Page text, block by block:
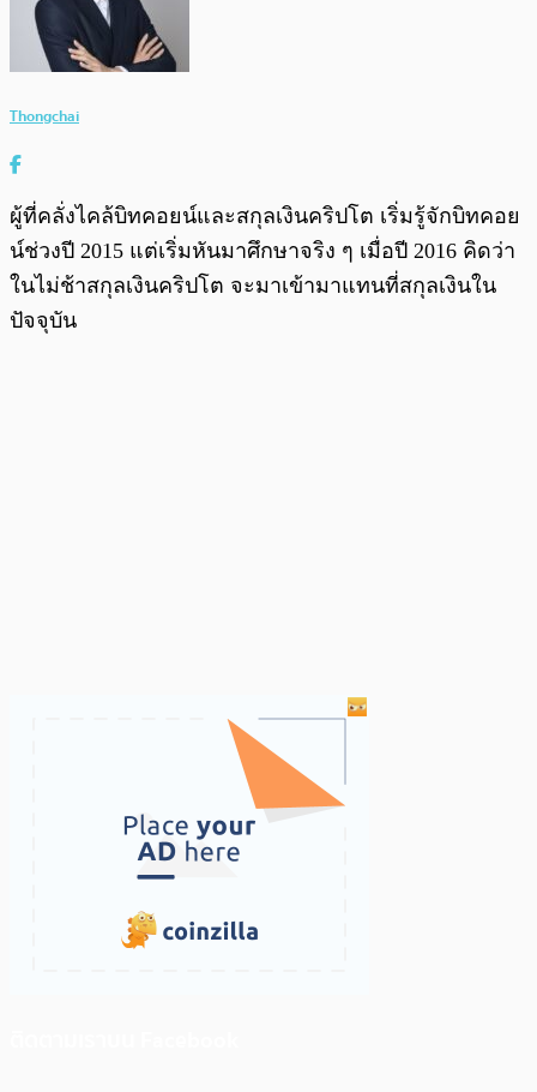
Thongchai
ผู้ที่คลั่งไคล้บิทคอยน์และสกุลเงินคริปโต เริ่มรู้จักบิทคอย
น์ช่วงปี 2015 แต่เริ่มหันมาศึกษาจริง ๆ เมื่อปี 2016 คิดว่า
ในไม่ช้าสกุลเงินคริปโต จะมาเข้ามาแทนที่สกุลเงินใน
ปัจจุบัน